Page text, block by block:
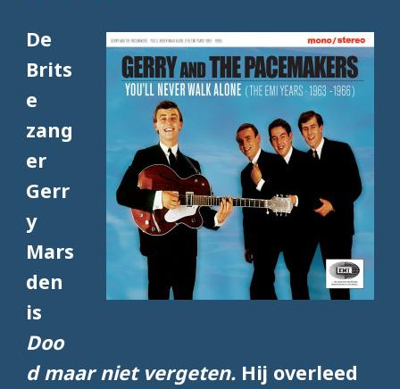
De
Brits
e
zang
er
Gerr
y
Mars
den
is
Doo
d maar niet vergeten. Hij overleed